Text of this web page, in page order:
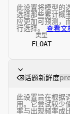
此设置将模型的
选择那些累计概
应更加可预测，
行选择。 查看文
类型
FLOAT
话题新鲜度
此设置旨在根据
用。它尝试较少
率与出现频率成